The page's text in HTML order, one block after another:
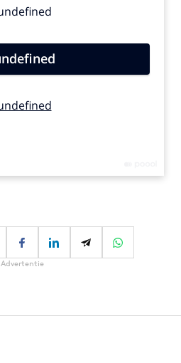
Advertentie